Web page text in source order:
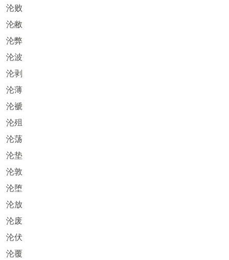
沦败
沦敝
沦弊
沦波
沦剥
沦薄
沦褫
沦殂
沦荡
沦垫
沦敦
沦堕
沦放
沦废
沦伏
沦覆